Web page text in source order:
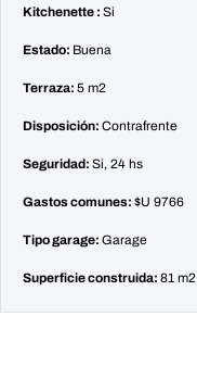
Kitchenette : Si
Estado: Buena
Terraza: 5 m2
Disposición: Contrafrente
Seguridad: Si, 24 hs
Gastos comunes: $U 9766
Tipo garage: Garage
Superficie construida: 81 m2